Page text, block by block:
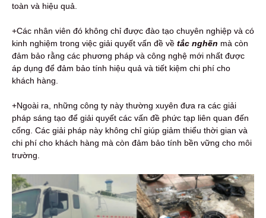
toàn và hiệu quả.
+Các nhân viên đó không chỉ được đào tạo chuyên nghiệp và có
kinh nghiệm trong việc giải quyết vấn đề về tắc nghẽn mà còn
đảm bảo rằng các phương pháp và công nghệ mới nhất được
áp dụng để đảm bảo tính hiệu quả và tiết kiệm chi phí cho
khách hàng.
+Ngoài ra, những công ty này thường xuyên đưa ra các giải
pháp sáng tạo để giải quyết các vấn đề phức tạp liên quan đến
cống. Các giải pháp này không chỉ giúp giảm thiểu thời gian và
chi phí cho khách hàng mà còn đảm bảo tính bền vững cho môi
trường.